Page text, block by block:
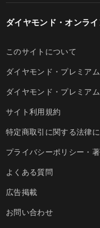
ダイヤモンド・オンラ
このサイトについて
ダイヤモンド・プレミア
ダイヤモンド・プレミア
サイト利用規約
特定商取引に関する法律
プライバシーポリシー・
よくある質問
広告掲載
お問い合わせ